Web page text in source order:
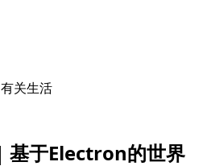
关生活
基于Electron的世界